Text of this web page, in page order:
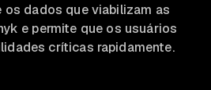
os dados que viabilizam as
e permite que os usuários
críticas rapidamente.